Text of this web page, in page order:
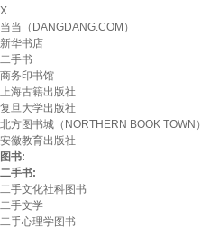
X
当当（DANGDANG.COM）
新华书店
二手书
商务印书馆
上海古籍出版社
复旦大学出版社
北方图书城（NORTHERN BOOK TOWN）
安徽教育出版社
图书:
二手书:
二手文化社科图书
二手文学
二手心理学图书